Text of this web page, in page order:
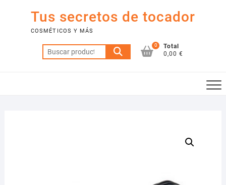
contenido
Tus secretos de tocador
COSMÉTICOS Y MÁS
Buscar
por:
0
Total
0,00 €